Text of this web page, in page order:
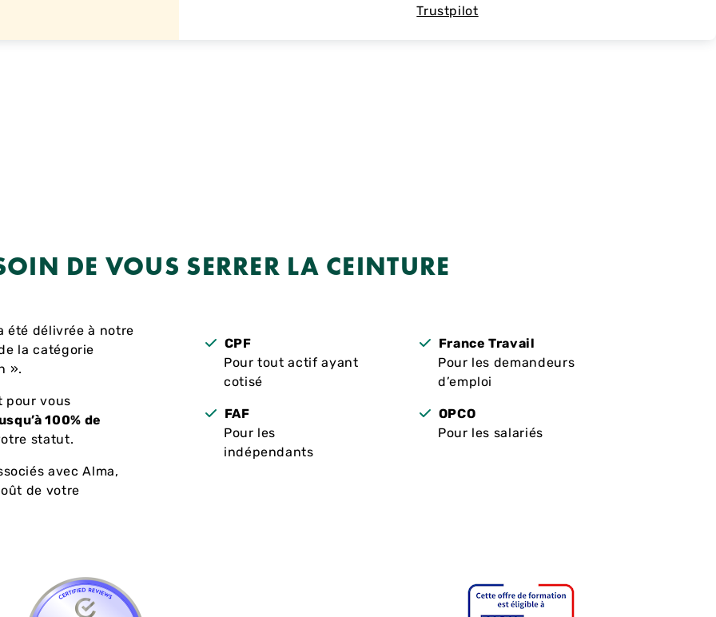
Trustpilot
DE VOUS SERRER LA CEINTURE
été délivrée à notre
la catégorie
».
pour vous
100% de
statut.
avec Alma,
de votre
CPF
Pour tout actif ayant
cotisé
FAF
Pour les
indépendants
France Travail
Pour les demandeurs
d’emploi
OPCO
Pour les salariés